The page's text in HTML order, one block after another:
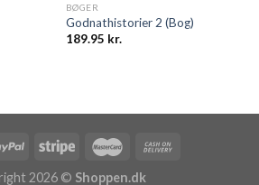
BØGER
Godnathistorier 2 (Bog)
189.95 kr.
2026 © Shoppen.dk